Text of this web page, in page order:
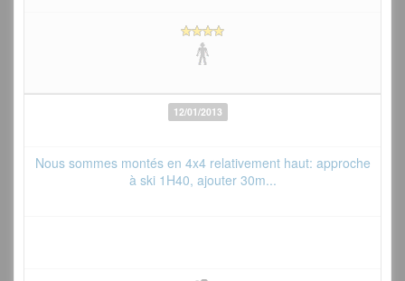
12/01/2013
Nous sommes montés en 4x4 relativement haut: approche
à ski 1H40, ajouter 30m...